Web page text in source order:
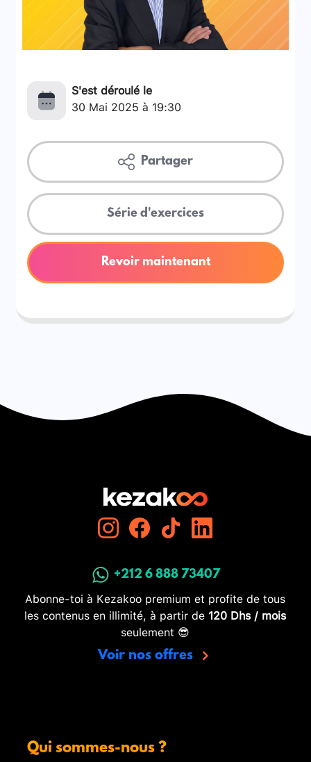
S'est déroulé le
30 Mai 2025 à 19:30
Partager
Série d'exercices
Revoir maintenant
+212 6 888 73407
Abonne-toi à Kezakoo premium et profite de tous
les contenus en illimité, à partir de 120 Dhs / mois
seulement 😎
Voir nos offres
Qui sommes-nous ?